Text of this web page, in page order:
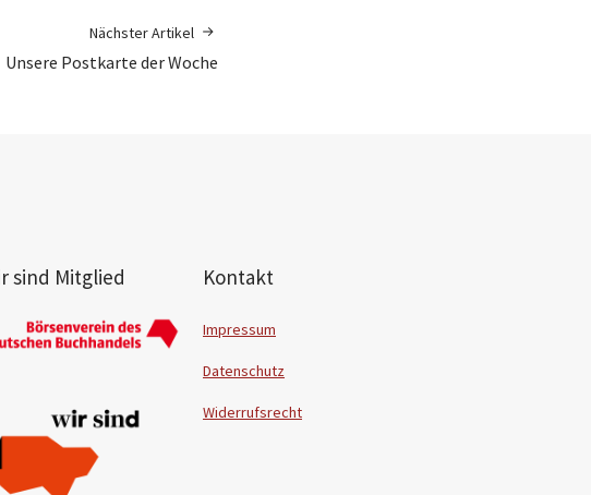
Nächster Artikel
Unsere Postkarte der Woche
sind Mitglied Kontakt
Impressum
Datenschutz
Widerrufsrecht